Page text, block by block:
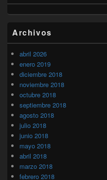
Archivos
abril 2026
enero 2019
diciembre 2018
noviembre 2018
octubre 2018
septiembre 2018
agosto 2018
julio 2018
junio 2018
mayo 2018
abril 2018
marzo 2018
febrero 2018